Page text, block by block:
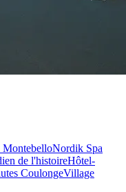
MontebelloNordik Spa
de l'histoireHôtel-
CoulongeVillage